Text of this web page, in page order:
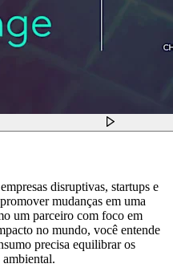
disruptivas, startups e
mudanças em uma
um parceiro com foco em
no mundo, você entende
precisa equilibrar os